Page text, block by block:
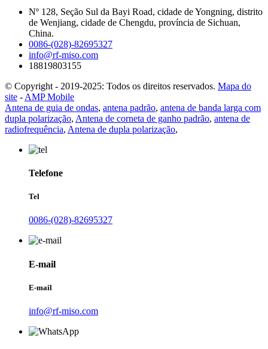
Nº 128, Seção Sul da Bayi Road, cidade de Yongning, distrito
de Wenjiang, cidade de Chengdu, província de Sichuan,
China.
0086-(028)-82695327
info@rf-miso.com
18819803155
© Copyright - 2019-2025: Todos os direitos reservados. Mapa do
site - AMP Mobile
Antena de guia de ondas, antena padrão, antena de banda larga com
dupla polarização, Antena de corneta de ganho padrão, antena de
radiofrequência, Antena de dupla polarização,
Telefone
Tel
0086-(028)-82695327
E-mail
E-mail
info@rf-miso.com